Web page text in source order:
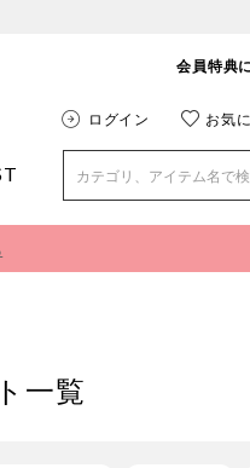
会員特典
ログイン お気
一覧